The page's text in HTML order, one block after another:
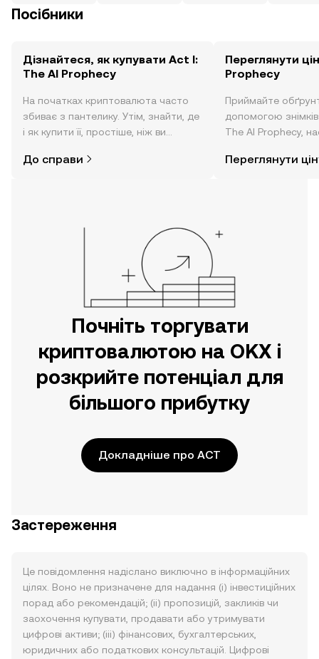
Посібники
Дізнайтеся, як купувати Act I:
The AI Prophecy
На початках криптовалюта часто
збиває з пантелику. Утім, знайти, де
і як купити її, простіше, ніж ви
за допомогою застосунку OKX для
До справи
Переглянути
Prophecy
Приймайте
допомогою
The AI Prophecy,
часу.
Переглянути
Почніть торгувати
криптовалютою на OKX і
розкрийте потенціал для
більшого прибутку
Докладніше про ACT
Застереження
Це повідомлення надіслано виключно в інформаційних
цілях. Воно не призначене для надання (i) інвестиційних
порад або рекомендацій; (ii) пропозицій, закликів чи
заохочення купувати, продавати або утримувати
цифрові активи; (iii) фінансових, бухгалтерських,
юридичних або податкових консультацій. Цифрові